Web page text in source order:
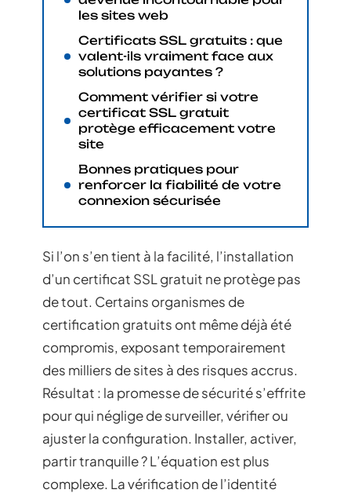
les sites web
Certificats SSL gratuits : que
valent-ils vraiment face aux
solutions payantes ?
Comment vérifier si votre
certificat SSL gratuit
protège efficacement votre
site
Bonnes pratiques pour
renforcer la fiabilité de votre
connexion sécurisée
Si l’on s’en tient à la facilité, l’installation
d’un certificat SSL gratuit ne protège pas
de tout. Certains organismes de
certification gratuits ont même déjà été
compromis, exposant temporairement
des milliers de sites à des risques accrus.
Résultat : la promesse de sécurité s’effrite
pour qui néglige de surveiller, vérifier ou
ajuster la configuration. Installer, activer,
partir tranquille ? L’équation est plus
complexe. La vérification de l’identité